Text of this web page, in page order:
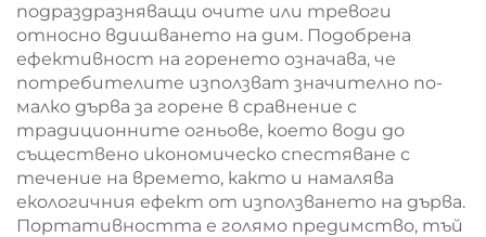
подраздразняващи очите или тревоги
относно вдишването на дим. Подобрена
ефективност на горенето означава, че
потребителите използват значително по-
малко дърва за горене в сравнение с
традиционните огньове, което води до
съществено икономическо спестяване с
течение на времето, както и намалява
екологичния ефект от използването на дърва.
Портативността е голямо предимство, тъй